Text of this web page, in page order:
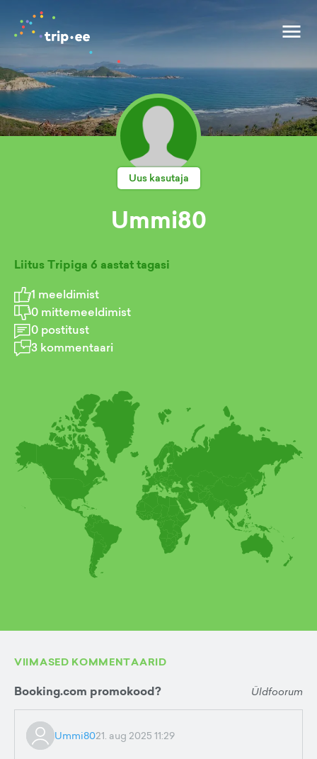
Uus kasutaja
Ummi80
Liitus Tripiga 6 aastat tagasi
1 meeldimist
0 mittemeeldimist
0 postitust
3 kommentaari
VIIMASED KOMMENTAARID
Booking.com promokood? Üldfoorum
Ummi8021. aug 2025 11:29